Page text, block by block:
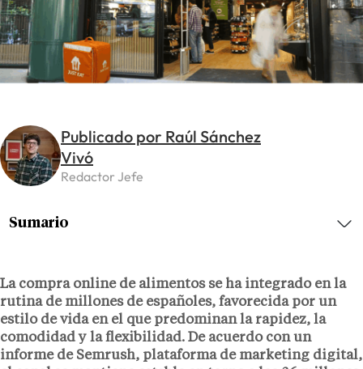
Publicado por Raúl Sánchez
Vivó
Redactor Jefe
La compra online de alimentos se ha integrado en la
rutina de millones de españoles, favorecida por un
estilo de vida en el que predominan la rapidez, la
comodidad y la flexibilidad. De acuerdo con un
informe de Semrush, plataforma de marketing digital,
Sumario